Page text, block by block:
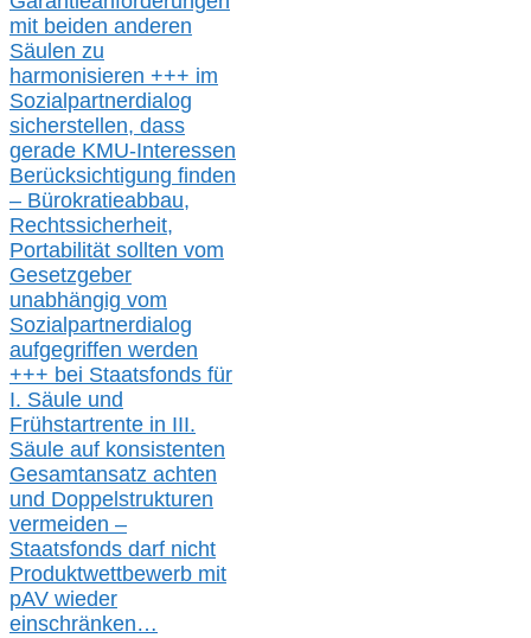
mit beiden anderen
Säulen zu
harmonisieren +++ im
Sozialpartnerdialog
sicherstellen, dass
gerade KMU-Interessen
Berücksichtigung finden
– Bürokratieabbau,
Rechtssicherheit,
Portabilität sollten vom
Gesetzgeber
unabhängig vom
Sozialpartnerdialog
aufgegriffen werden
+++ bei Staatsfonds für
I. Säule und
Frühstartrente in III.
Säule auf konsistenten
Gesamtansatz achten
und Doppelstrukturen
vermeiden –
Staatsfonds darf nicht
Produktwettbewerb mit
pAV wieder
einschränken…